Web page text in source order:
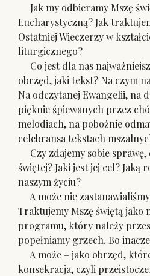
Jak my odbieramy Mszę
Eucharystyczną? Jak
Ostatniej Wieczerzy w
liturgicznego?
Co jest dla nas
obrzęd, jaki tekst? Na czym
Na odczytanej Ewangelii, na
pięknie śpiewanych przez
melodiach, na pobożnie
celebransa tekstach
Czy zdajemy sobie sprawę,
świętej? Jaki jest jej cel? Jaką
naszym życiu?
A może nie
Traktujemy Mszę świętą jako
programu, który należy
popełniamy grzech. Bo
A może – jako obrzęd,
konsekracja, czyli